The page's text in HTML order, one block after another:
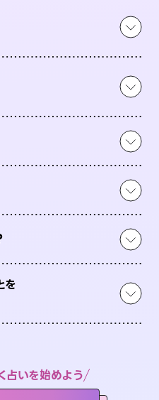
を
占いを始めよう